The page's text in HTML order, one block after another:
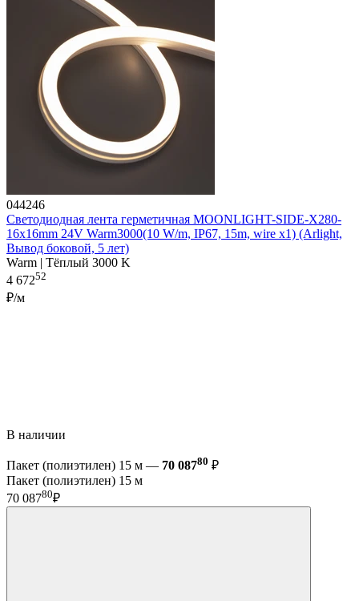
044246
Светодиодная лента герметичная MOONLIGHT-SIDE-X280-
16x16mm 24V Warm3000(10 W/m, IP67, 15m, wire x1) (Arlight,
Вывод боковой, 5 лет)
Warm | Тёплый 3000 K
4 67252
₽/м
В наличии
Пакет (полиэтилен) 15 м — 70 08780 ₽
Пакет (полиэтилен) 15 м
70 08780₽